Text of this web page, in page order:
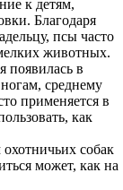
к детям,
Благодаря
псы часто
животных.
появилась в
среднему
применяется в
как
собак
может, как на